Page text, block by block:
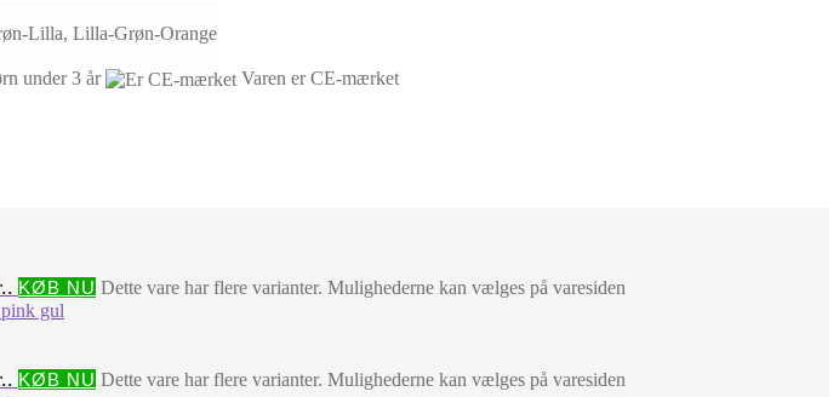
Lilla, Lilla-Grøn-Orange
under 3 år Varen er CE-mærket
KØB NU Dette vare har flere varianter. Mulighederne kan vælges på varesiden
KØB NU Dette vare har flere varianter. Mulighederne kan vælges på varesiden